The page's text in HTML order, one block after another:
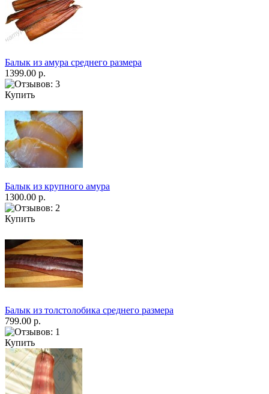
Балык из амура среднего размера
1399.00 р.
Купить
Балык из крупного амура
1300.00 р.
Купить
Балык из толстолобика среднего размера
799.00 р.
Купить